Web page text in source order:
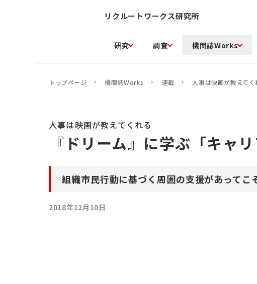
リクルートワークス研究所
研究 調査 機関誌Works
トップページ 機関誌Works 連載 人事は映画が教えてく
人事は映画が教えてくれる
『ドリーム』に学ぶ「キャ
組織市民行動に基づく周囲の支援があってこ
2018年12月10日